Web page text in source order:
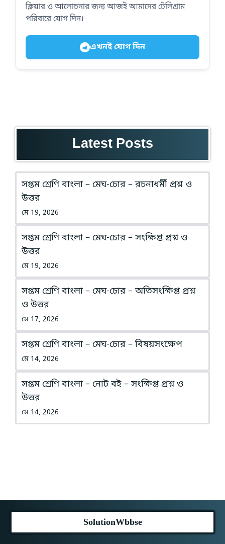
ক্লিয়ার ও আলোচনার জন্য আজই আমাদের টেলিগ্রাম
পরিবারে যোগ দিন।
এখনই যোগ দিন
Latest Posts
সপ্তম শ্রেণি বাংলা – মেঘ-চোর – রচনাধর্মী প্রশ্ন ও
উত্তর
মে 19, 2026
সপ্তম শ্রেণি বাংলা – মেঘ-চোর – সংক্ষিপ্ত প্রশ্ন ও
উত্তর
মে 19, 2026
সপ্তম শ্রেণি বাংলা – মেঘ-চোর – অতিসংক্ষিপ্ত প্রশ্ন
ও উত্তর
মে 17, 2026
সপ্তম শ্রেণি বাংলা – মেঘ-চোর – বিষয়সংক্ষেপ
মে 14, 2026
সপ্তম শ্রেণি বাংলা – নোট বই – সংক্ষিপ্ত প্রশ্ন ও
উত্তর
মে 14, 2026
SolutionWbbse